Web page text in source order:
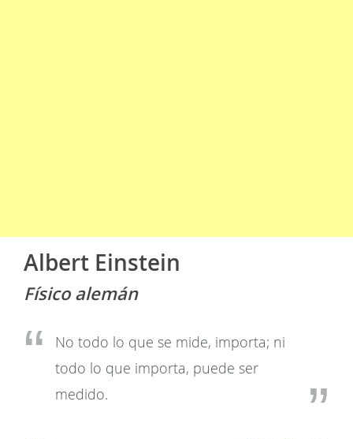
Albert Einstein
Físico alemán
No todo lo que se mide, importa; ni
todo lo que importa, puede ser
medido.